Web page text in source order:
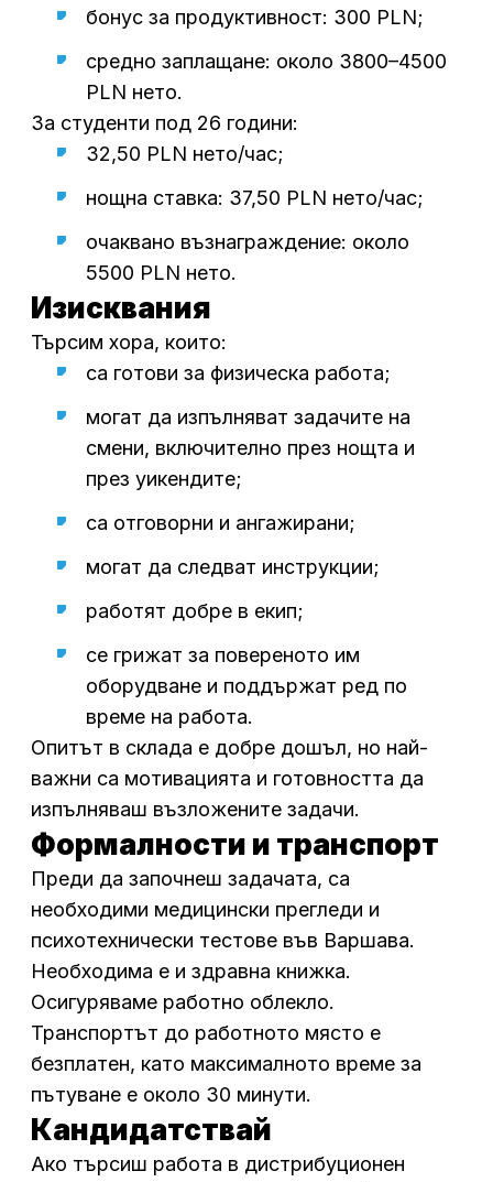
бонус за продуктивност: 300 PLN;
средно заплащане: около 3800–4500
PLN нето.
За студенти под 26 години:
32,50 PLN нето/час;
нощна ставка: 37,50 PLN нето/час;
очаквано възнаграждение: около
5500 PLN нето.
Изисквания
Търсим хора, които:
са готови за физическа работа;
могат да изпълняват задачите на
смени, включително през нощта и
през уикендите;
са отговорни и ангажирани;
могат да следват инструкции;
работят добре в екип;
се грижат за повереното им
оборудване и поддържат ред по
време на работа.
Опитът в склада е добре дошъл, но най-
важни са мотивацията и готовността да
изпълняваш възложените задачи.
Формалности и транспорт
Преди да започнеш задачата, са
необходими медицински прегледи и
психотехнически тестове във Варшава.
Необходима е и здравна книжка.
Осигуряваме работно облекло.
Транспортът до работното място е
безплатен, като максималното време за
пътуване е около 30 минути.
Кандидатствай
Ако търсиш работа в дистрибуционен